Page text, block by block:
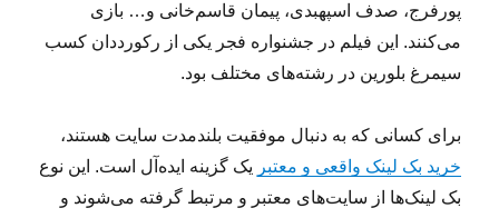
پورفرج، صدف اسپهبدی، پیمان قاسم‌خانی و… بازی
می‌کنند. این فیلم در جشنواره فجر یکی از رکورددان کسب
سیمرغ بلورین در رشته‌های مختلف بود.
برای کسانی که به دنبال موفقیت بلندمدت سایت هستند،
خرید بک لینک واقعی و معتبر یک گزینه ایده‌آل است. این نوع
بک لینک‌ها از سایت‌های معتبر و مرتبط گرفته می‌شوند و